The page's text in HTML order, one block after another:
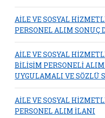
AİLE VE SOSYAL
PERSONEL ALIM SONUÇ
AİLE VE SOSYAL
BİLİŞİM PERSONELİ
UYGULAMALI VE SÖZLÜ
AİLE VE SOSYAL
PERSONEL ALIM İLANI